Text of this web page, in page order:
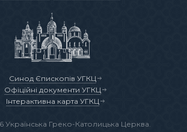
Синод Єпископів УГКЦ
Офіційні документи УГКЦ
Інтерактивна карта УГКЦ
Українська Греко-Католицька Церква.